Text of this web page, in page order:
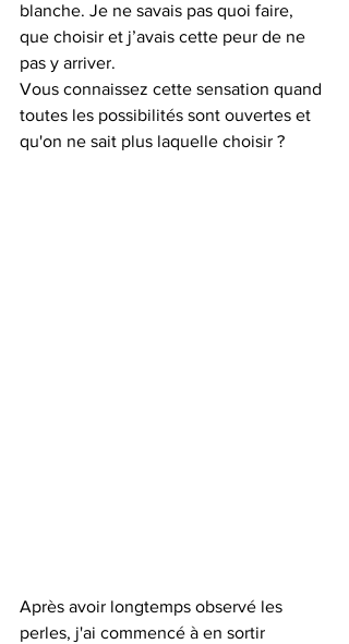
blanche. Je ne savais pas quoi faire,
que choisir et j’avais cette peur de ne
pas y arriver.
Vous connaissez cette sensation quand
toutes les possibilités sont ouvertes et
qu'on ne sait plus laquelle choisir ?
Après avoir longtemps observé les
perles, j'ai commencé à en sortir